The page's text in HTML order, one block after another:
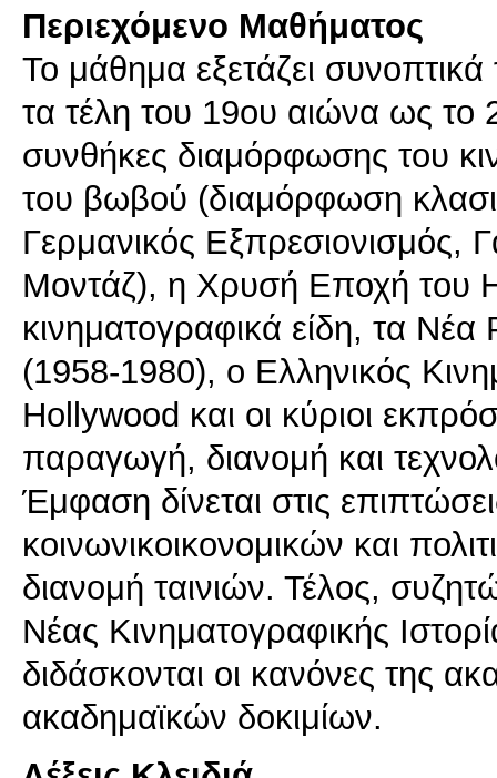
Περιεχόμενο Μαθήματος
To μάθημα εξετάζει
τα τέλη του 19ου αιώνα ως τo
συνθήκες διαμόρφωσης του
του βωβού (διαμόρφωση
Γερμανικός Εξπρεσιονισμός,
Μοντάζ), η Χρυσή Εποχή του
κινηματογραφικά είδη, τα Νέα
(1958-1980), ο Ελληνικός
Hollywood και οι κύριοι
παραγωγή, διανομή και
Έμφαση δίνεται στις
κοινωνικοικονομικών και
διανομή ταινιών. Τέλος,
Νέας Κινηματογραφικής
διδάσκονται οι κανόνες της
ακαδημαϊκών δοκιμίων.